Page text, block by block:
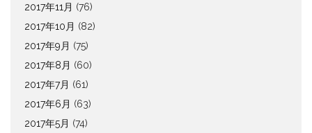
2017年11月 (76)
2017年10月 (82)
2017年9月 (75)
2017年8月 (60)
2017年7月 (61)
2017年6月 (63)
2017年5月 (74)